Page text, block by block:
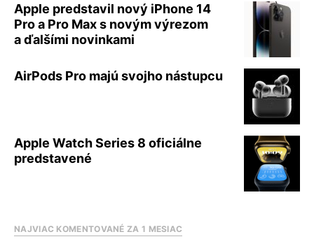
Apple predstavil nový iPhone 14
Pro a Pro Max s novým výrezom
a ďalšími novinkami
AirPods Pro majú svojho nástupcu
Apple Watch Series 8 oficiálne
predstavené
NAJVIAC KOMENTOVANÉ ZA 1 MESIAC